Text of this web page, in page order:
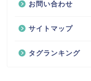
お問い合わせ
サイトマップ
タグランキング